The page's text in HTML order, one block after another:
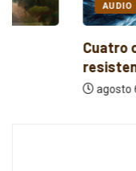
AUDIO INDIE
Cuatro
resistencia
agosto 6, 2026